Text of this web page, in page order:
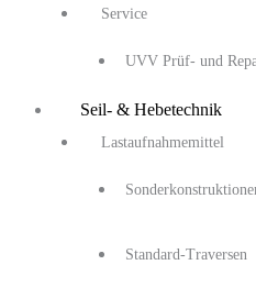
Service
UVV Prüf- und
Seil- & Hebetechnik
Lastaufnahmemittel
Standard-Traversen